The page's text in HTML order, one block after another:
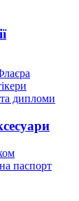
дипломи
паспорт